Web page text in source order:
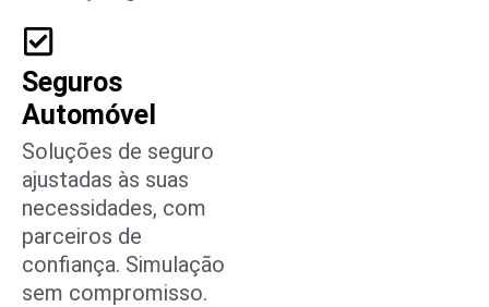
Seguros
Automóvel
Soluções de seguro
ajustadas às suas
necessidades, com
parceiros de
confiança. Simulação
sem compromisso.